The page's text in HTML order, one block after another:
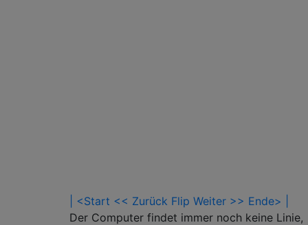
| <Start << Zurück Flip Weiter >> Ende> |
Der Computer findet immer noch keine Linie,